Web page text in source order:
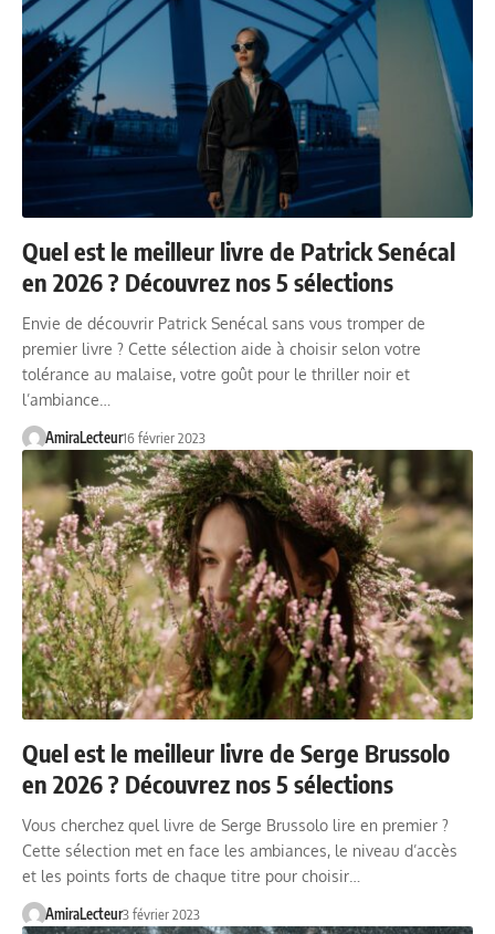
Quel est le meilleur livre de Patrick Senécal
en 2026 ? Découvrez nos 5 sélections
Envie de découvrir Patrick Senécal sans vous tromper de
premier livre ? Cette sélection aide à choisir selon votre
tolérance au malaise, votre goût pour le thriller noir et
l’ambiance…
AmiraLecteur16 février 2023
Quel est le meilleur livre de Serge Brussolo
en 2026 ? Découvrez nos 5 sélections
Vous cherchez quel livre de Serge Brussolo lire en premier ?
Cette sélection met en face les ambiances, le niveau d’accès
et les points forts de chaque titre pour choisir…
AmiraLecteur3 février 2023